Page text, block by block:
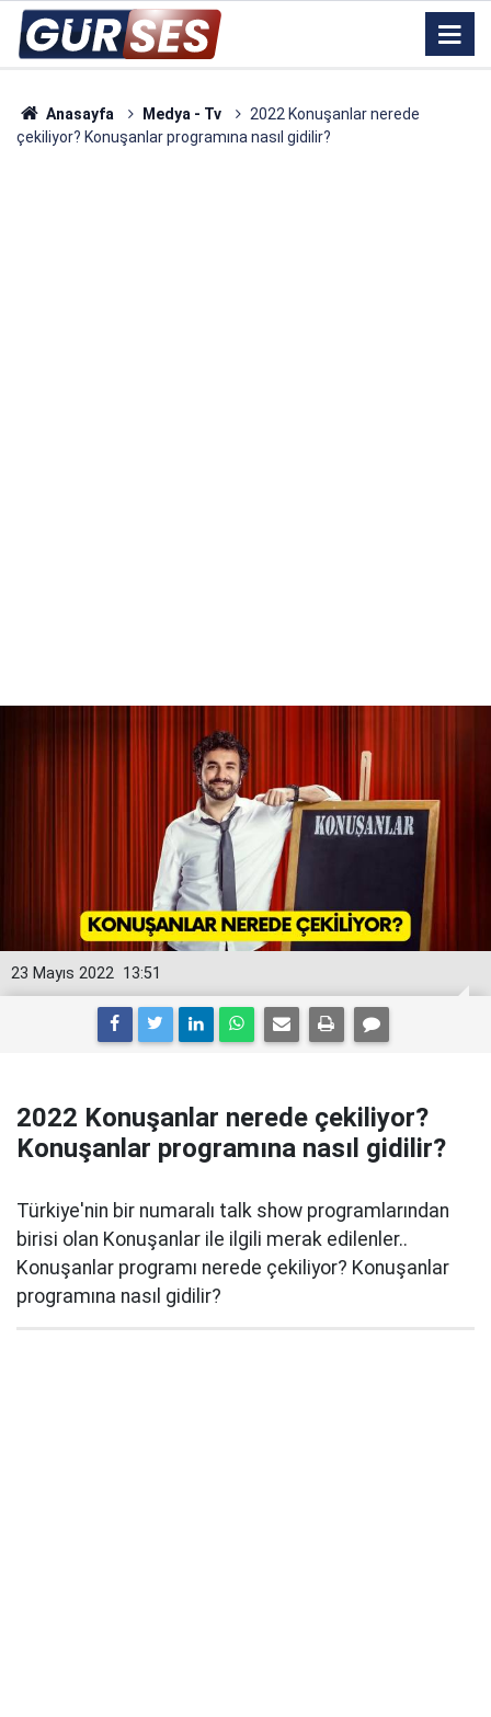
Anasayfa Medya - Tv
2022 Konuşanlar nerede
çekiliyor? Konuşanlar programına nasıl gidilir?
13:51
23 Mayıs 2022
2022 Konuşanlar nerede çekiliyor?
Konuşanlar programına nasıl gidilir?
Türkiye'nin bir numaralı talk show programlarından
birisi olan Konuşanlar ile ilgili merak edilenler..
Konuşanlar programı nerede çekiliyor? Konuşanlar
programına nasıl gidilir?